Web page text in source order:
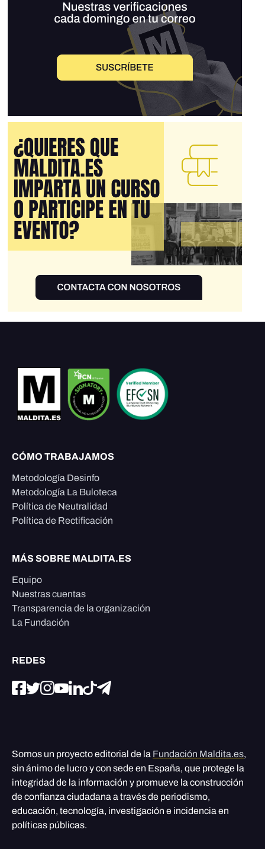
CÓMO TRABAJAMOS
Metodología Desinfo
Metodología La Buloteca
Política de Neutralidad
Política de Rectificación
MÁS SOBRE MALDITA.ES
Equipo
Nuestras cuentas
Transparencia de la organización
La Fundación
REDES
Somos un proyecto editorial de la Fundación Maldita.es,
sin ánimo de lucro y con sede en España, que protege la
integridad de la información y promueve la construcción
de confianza ciudadana a través de periodismo,
educación, tecnología, investigación e incidencia en
políticas públicas.